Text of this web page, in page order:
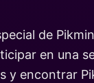
de
en una
y encontrar